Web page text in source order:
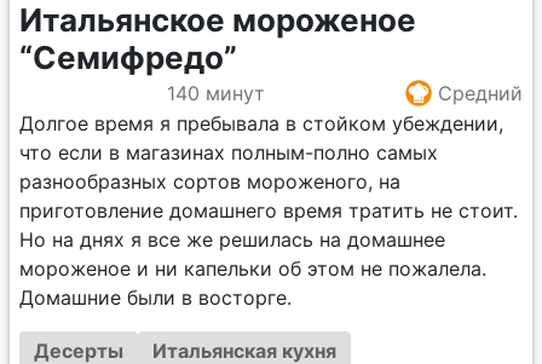
Итальянское мороженое
“Семифредо”
140 минут
Средний
Долгое время я пребывала в стойком убеждении,
что если в магазинах полным-полно самых
разнообразных сортов мороженого, на
приготовление домашнего время тратить не стоит.
Но на днях я все же решилась на домашнее
мороженое и ни капельки об этом не пожалела.
Домашние были в восторге.
Десерты
Итальянская кухня